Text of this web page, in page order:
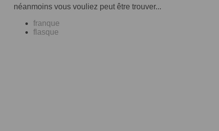
néanmoins vous vouliez peut être trouver...
franque
flasque